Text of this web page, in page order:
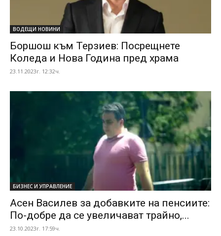
ВОДЕЩИ НОВИНИ
Боршош към Терзиев: Посрещнете
Коледа и Нова Година пред храма
23.11.2023г. 12:32ч.
БИЗНЕС И УПРАВЛЕНИЕ
Асен Василев за добавките на пенсиите:
По-добре да се увеличават трайно,...
23.10.2023г. 17:59ч.